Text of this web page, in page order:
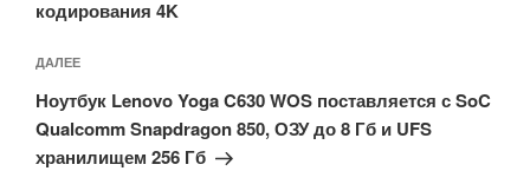
кодирования 4K
Следующая
запись
ДАЛЕЕ
Ноутбук Lenovo Yoga C630 WOS поставляется с SoC
Qualcomm Snapdragon 850, ОЗУ до 8 Гб и UFS
хранилищем 256 Гб